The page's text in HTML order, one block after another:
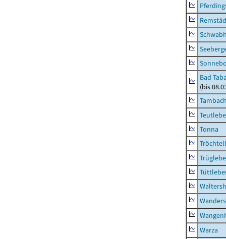
Bad
(bis
Tonna
Warza